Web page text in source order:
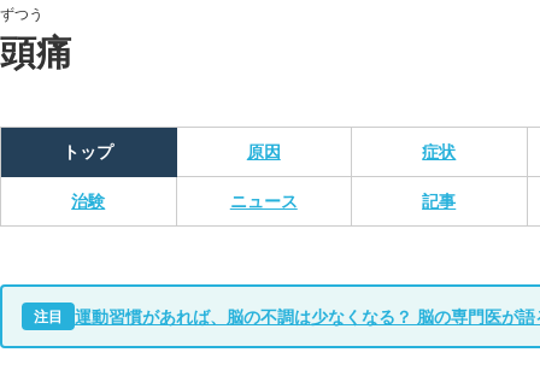
ずつう
頭痛
トップ 原因 症状
治験 ニュース 記事
注目
運動習慣があれば、脳の不調は少なくなる？ 脳の専門医が
え方